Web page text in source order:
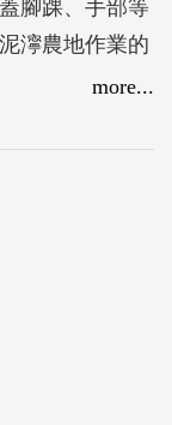
腳踝、手部等
濘農地作業的
輕農業工作者
實驗，探討泥
more...